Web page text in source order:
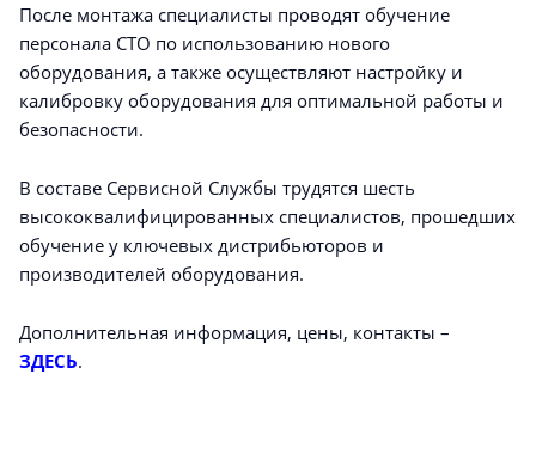
После монтажа специалисты проводят обучение
персонала СТО по использованию нового
оборудования, а также осуществляют настройку и
калибровку оборудования для оптимальной работы и
безопасности.
В составе Сервисной Службы трудятся шесть
высококвалифицированных специалистов, прошедших
обучение у ключевых дистрибьюторов и
производителей оборудования.
Дополнительная информация, цены, контакты –
ЗДЕСЬ.